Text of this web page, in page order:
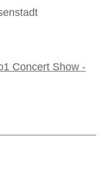
Concert Show -